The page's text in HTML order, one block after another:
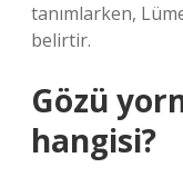
tanımlarken,
belirtir.
Gözü
hangisi?